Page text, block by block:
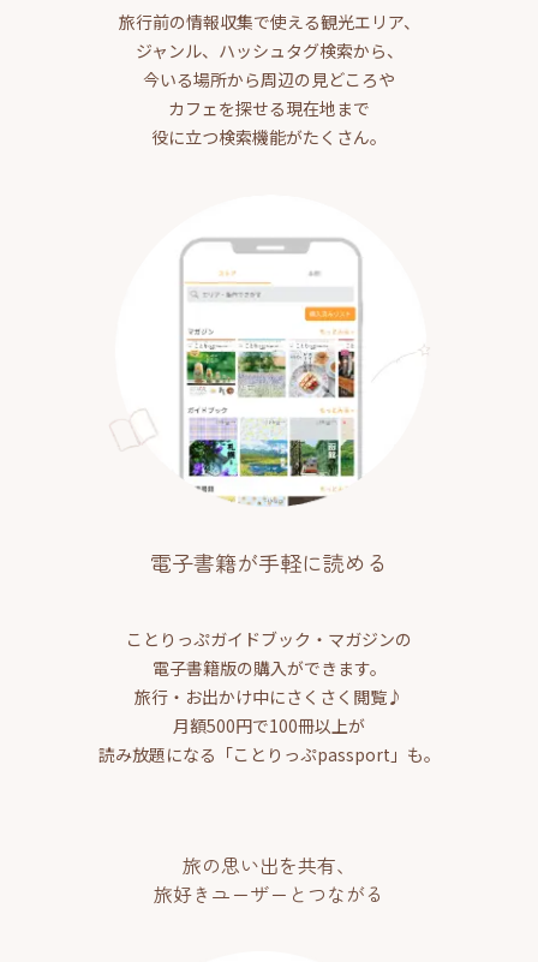
旅行前の情報収集で使える観光エリア、
ジャンル、ハッシュタグ検索から、
今いる場所から周辺の見どころや
カフェを探せる現在地まで
役に立つ検索機能がたくさん。
電子書籍が手軽に読める
ことりっぷガイドブック・マガジンの
電子書籍版の購入ができます。
旅行・お出かけ中にさくさく閲覧♪
月額500円で100冊以上が
読み放題になる「ことりっぷpassport」も。
旅の思い出を共有、
旅好きユーザーとつながる